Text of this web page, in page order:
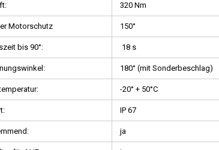
320 Nm
Motorschutz 150°
bis 90°: 18 s
180° (mit Sonderbeschlag)
-20° + 50°C
IP 67
ja